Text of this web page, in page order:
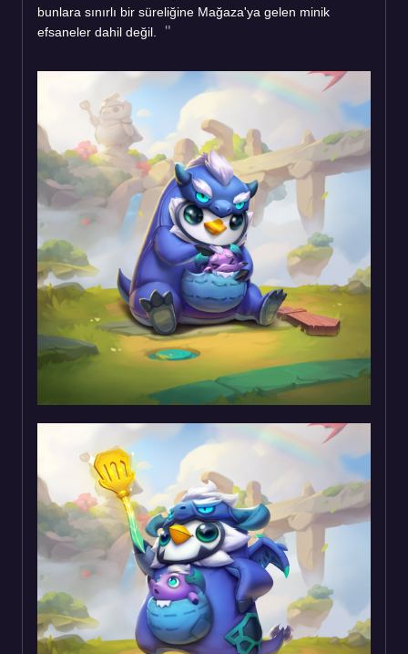
bunlara sınırlı bir süreliğine Mağaza'ya gelen minik
efsaneler dahil değil.